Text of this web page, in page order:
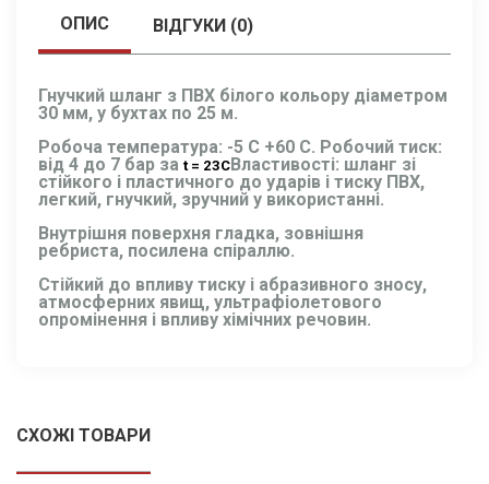
ОПИС ВІДГУКИ (0)
Гнучкий шланг з ПВХ білого кольору діаметром
30 мм, у бухтах по 25 м.
Робоча температура: -5 С +60 С. Робочий тиск:
від 4 до 7 бар за t = 23СВластивості: шланг зі
стійкого і пластичного до ударів і тиску ПВХ,
легкий, гнучкий, зручний у використанні.
Внутрішня поверхня гладка, зовнішня
ребриста, посилена спіраллю.
Стійкий до впливу тиску і абразивного зносу,
атмосферних явищ, ультрафіолетового
опромінення і впливу хімічних речовин.
СХОЖІ ТОВАРИ